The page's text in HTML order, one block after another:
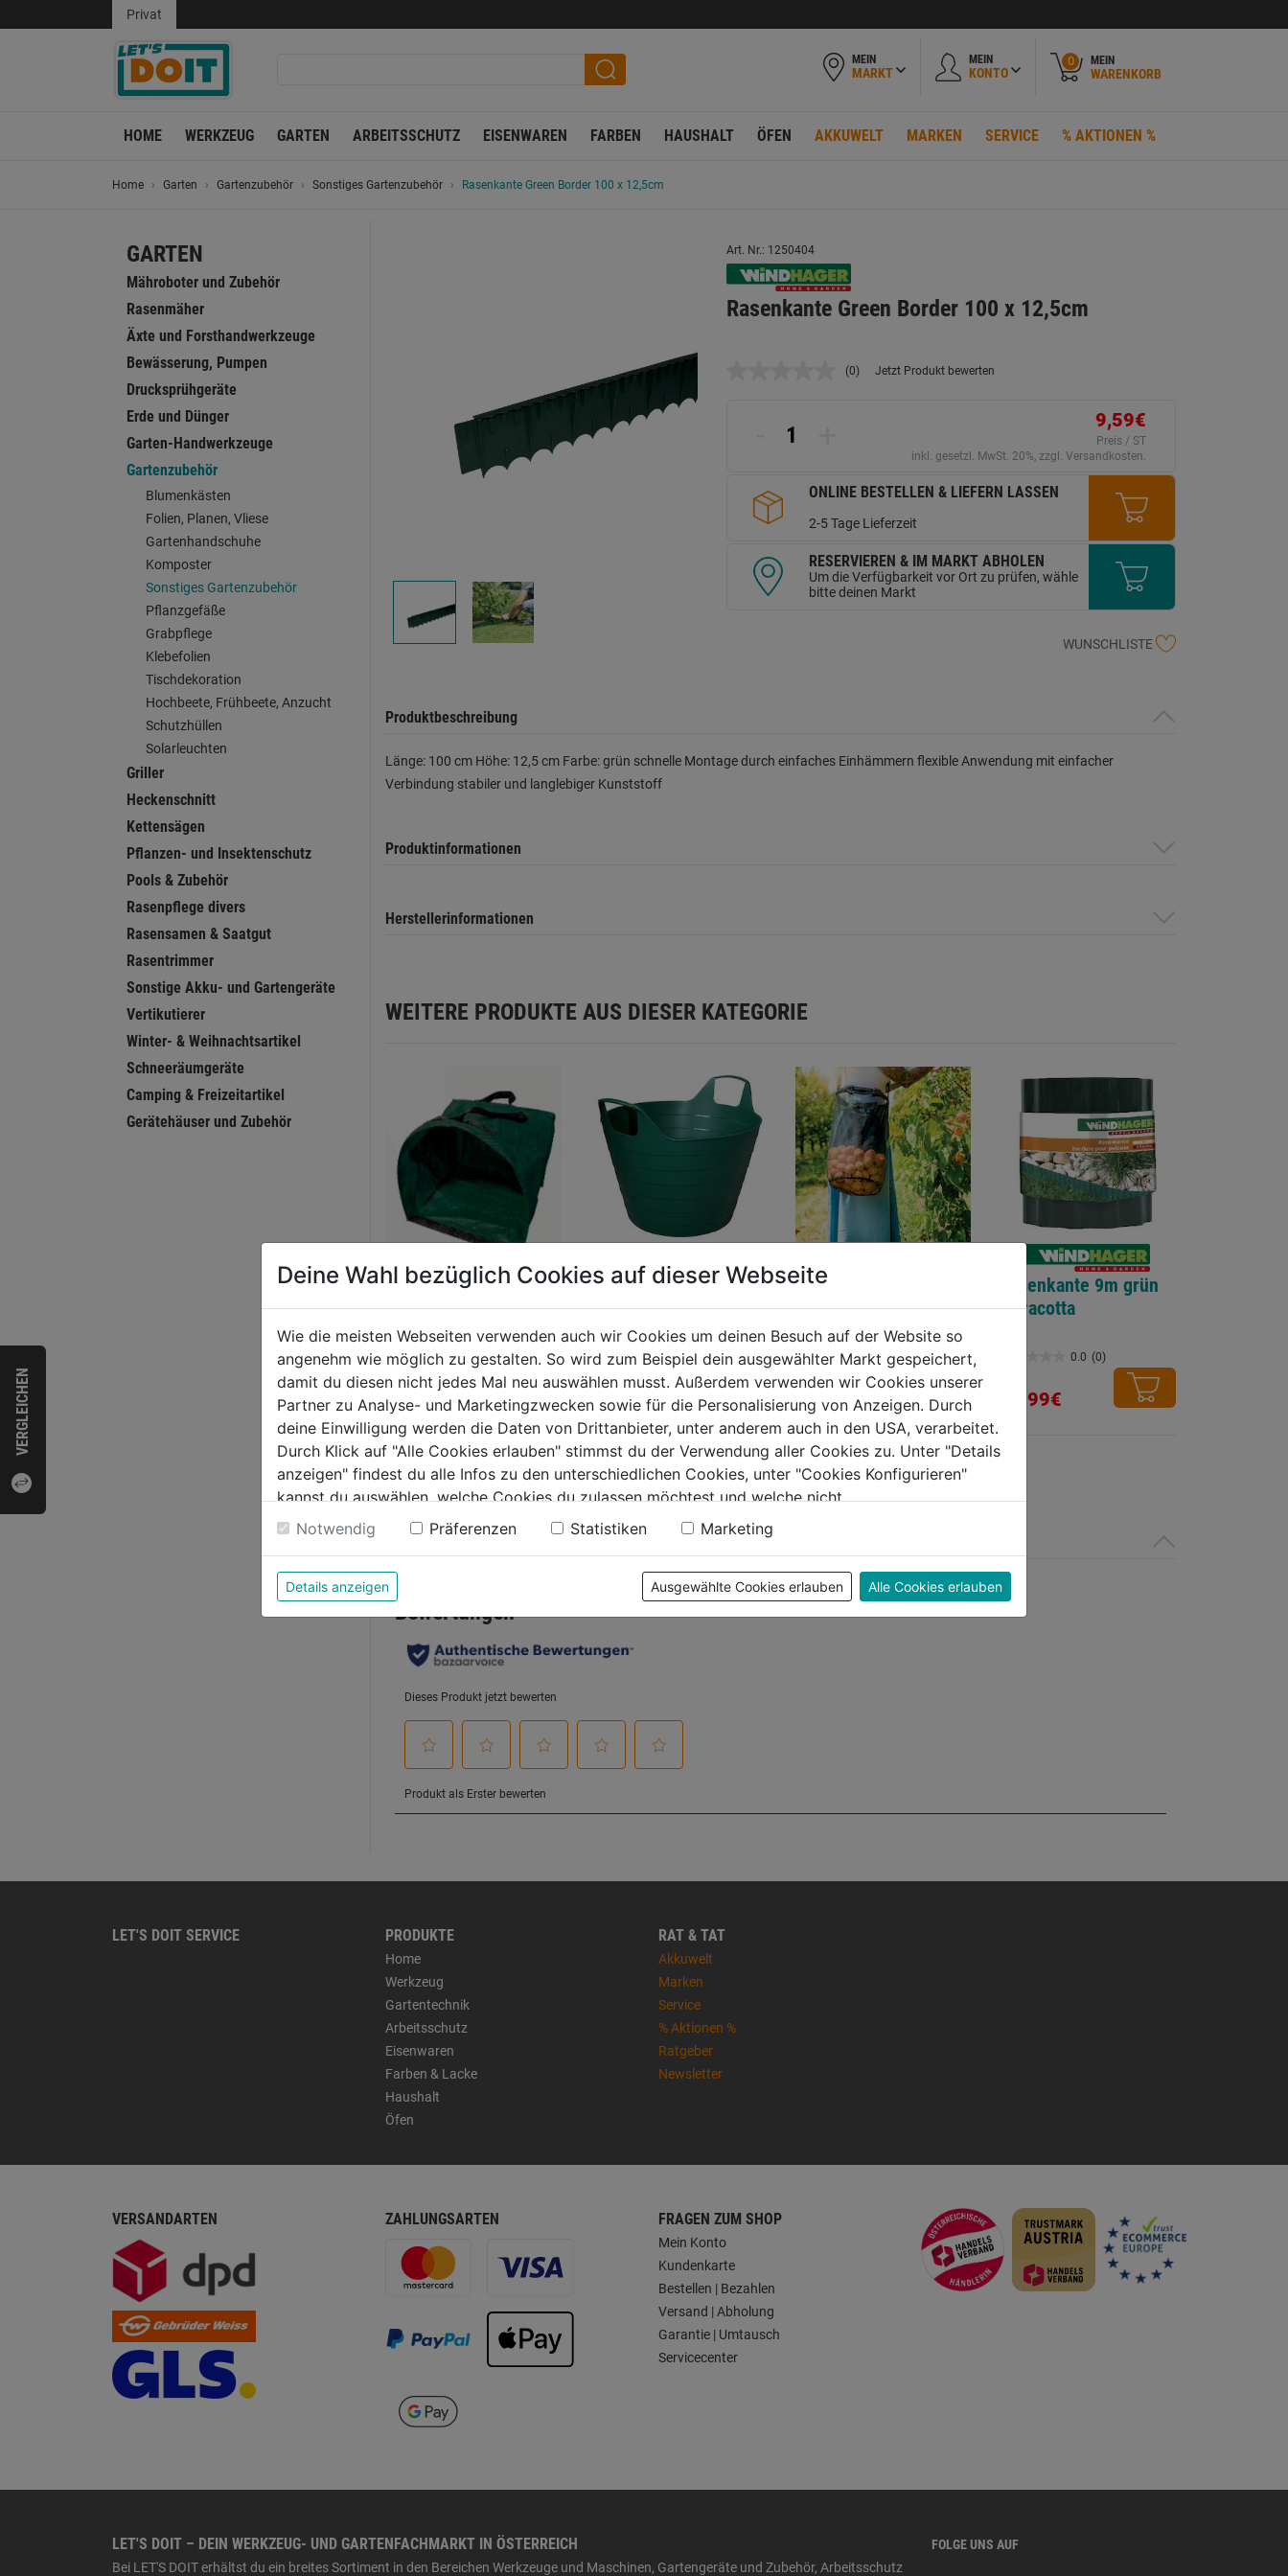
VERGLEICHEN
Privat
MEIN
MARKT
MEIN
KONTO
0 MEIN
WARENKORB
HOME WERKZEUG GARTEN ARBEITSSCHUTZ EISENWAREN FARBEN HAUSHALT ÖFEN AKKUWELT MARKEN SERVICE % AKTIONEN %
Home Garten Gartenzubehör Sonstiges Gartenzubehör Rasenkante Green Border 100 x 12,5cm
GARTEN
Mähroboter und Zubehör
Rasenmäher
Äxte und Forsthandwerkzeuge
Bewässerung, Pumpen
Drucksprühgeräte
Erde und Dünger
Garten-Handwerkzeuge
Gartenzubehör
Blumenkästen
Folien, Planen, Vliese
Gartenhandschuhe
Komposter
Sonstiges Gartenzubehör
Pflanzgefäße
Grabpflege
Klebefolien
Tischdekoration
Hochbeete, Frühbeete, Anzucht
Schutzhüllen
Solarleuchten
Griller
Heckenschnitt
Kettensägen
Pflanzen- und Insektenschutz
Pools & Zubehör
Rasenpflege divers
Rasensamen & Saatgut
Rasentrimmer
Sonstige Akku- und Gartengeräte
Vertikutierer
Winter- & Weihnachtsartikel
Schneeräumgeräte
Camping & Freizeitartikel
Gerätehäuser und Zubehör
Art. Nr.: 1250404
Rasenkante Green Border 100 x 12,5cm
Kein
(0) Jetzt Produkt bewerten
9,59€
Preis / ST
inkl. gesetzl. MwSt. 20%, zzgl. Versandkosten.
ONLINE BESTELLEN & LIEFERN LASSEN
2-5 Tage Lieferzeit
RESERVIEREN & IM MARKT ABHOLEN
Um die Verfügbarkeit vor Ort zu prüfen, wähle
bitte deinen Markt
WUNSCHLISTE
Produktbeschreibung
Länge: 100 cm Höhe: 12,5 cm Farbe: grün schnelle Montage durch einfaches Einhämmern flexible Anwendung mit einfacher
Verbindung stabiler und langlebiger Kunststoff
Produktinformationen
Herstellerinformationen
WEITERE PRODUKTE AUS DIESER KATEGORIE
Gartenbag Kehrkante
150l Grün
0.0 (0)
0.0
von
5
Sternen.
9,99€
Flexikorb 51cm
dunkelgrün 30l
0.0 (0)
0.0
von
5
Sternen.
10,59€
Erntetasche 24l
schwarz DM 30cm H
45cm
0.0 (0)
0.0
von
5
Sternen.
10,99€
Rasenkante 9m grün
terracotta
0.0 (0)
10,99€
LET'S DOIT SERVICE PRODUKTE
Home
Werkzeug
Gartentechnik
Arbeitsschutz
Eisenwaren
Farben & Lacke
Haushalt
Öfen
RAT & TAT
Akkuwelt
Marken
Service
% Aktionen %
Ratgeber
Newsletter
VERSANDARTEN ZAHLUNGSARTEN FRAGEN ZUM SHOP
Mein Konto
Kundenkarte
Bestellen | Bezahlen
Versand | Abholung
Garantie | Umtausch
Servicecenter
LET'S DOIT – DEIN WERKZEUG- UND GARTENFACHMARKT IN ÖSTERREICH
Bei LET'S DOIT erhältst du ein breites Sortiment in den Bereichen Werkzeuge und Maschinen, Gartengeräte und Zubehör, Arbeitsschutz
FOLGE UNS AUF
Deine Wahl bezüglich Cookies auf dieser Webseite
Wie die meisten Webseiten verwenden auch wir Cookies um deinen Besuch auf der Website so
angenehm wie möglich zu gestalten. So wird zum Beispiel dein ausgewählter Markt gespeichert,
damit du diesen nicht jedes Mal neu auswählen musst. Außerdem verwenden wir Cookies unserer
Partner zu Analyse- und Marketingzwecken sowie für die Personalisierung von Anzeigen. Durch
deine Einwilligung werden die Daten von Drittanbieter, unter anderem auch in den USA, verarbeitet.
Durch Klick auf "Alle Cookies erlauben" stimmst du der Verwendung aller Cookies zu. Unter "Details
anzeigen" findest du alle Infos zu den unterschiedlichen Cookies, unter "Cookies Konfigurieren"
kannst du auswählen, welche Cookies du zulassen möchtest und welche nicht.
Weitere Informationen findest du in unserer Datenschutzerklärung
Notwendig Präferenzen Statistiken Marketing
Details anzeigen Ausgewählte Cookies erlauben Alle Cookies erlauben